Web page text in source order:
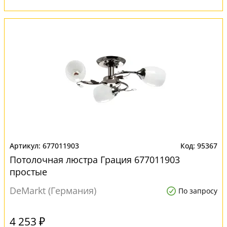
677011903 95367
Потолочная люстра Грация 677011903
простые
DeMarkt (Германия)
По запросу
4 253 ₽